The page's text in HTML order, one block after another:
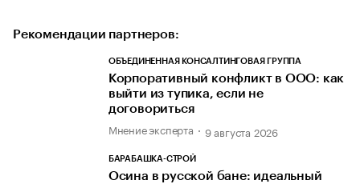
Рекомендации партнеров:
ОБЪЕДИНЕННАЯ КОНСАЛТИНГОВАЯ ГРУППА
Корпоративный конфликт в ООО: как
выйти из тупика, если не
договориться
Мнение эксперта 9 августа 2026
БАРАБАШКА-СТРОЙ
Осина в русской бане: идеальный